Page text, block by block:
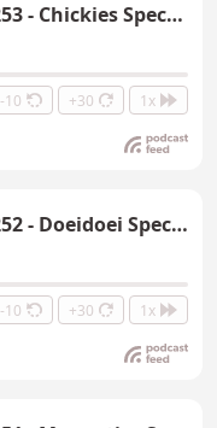
Nare Jongens Podcast 253 - Chickies Special
-10 +30 1x
Nare Jongens Podcast 252 - Doeidoei Special
-10 +30 1x